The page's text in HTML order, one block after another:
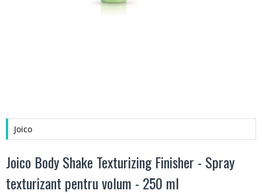
Joico
Joico Body Shake Texturizing Finisher - Spray
texturizant pentru volum - 250 ml